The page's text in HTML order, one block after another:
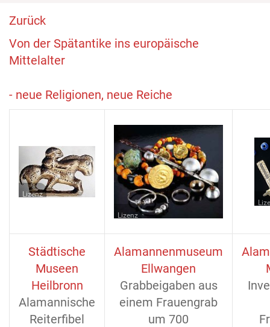
Zurück
Von der Spätantike ins europäische
Mittelalter
- neue Religionen, neue Reiche
Lizenz
Lizenz
Städtische
Museen
Heilbronn
Alamannische
Reiterfibel
Alamannenmuseum
Ellwangen
Grabbeigaben aus
einem Frauengrab
um 700